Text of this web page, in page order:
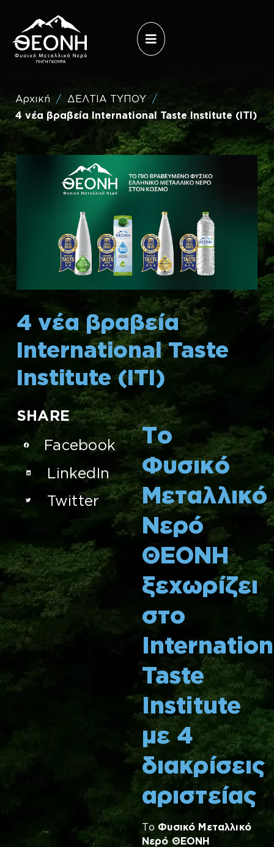
στο
Theoni
Άνοιγμα
μενού
Αρχική / ΔΕΛΤΙΑ ΤΥΠΟΥ
/
4 νέα βραβεία International Taste Institute (ITI)
4 νέα βραβεία
International Taste
Institute (ITI)
SHARE
Facebook
LinkedIn
Twitter
Το
Φυσικό
Μεταλλικό
Νερό
ΘΕΟΝΗ
ξεχωρίζει
στο
Taste
Institute
με 4
διακρίσεις
αριστείας
Το Φυσικό Μεταλλικό
Νερό ΘΕΟΝΗ